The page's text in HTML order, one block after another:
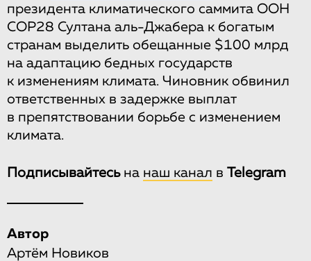
президента климатического саммита ООН
COP28 Султана аль-Джабера к богатым
странам выделить обещанные $100 млрд
на адаптацию бедных государств
к изменениям климата. Чиновник обвинил
ответственных в задержке выплат
в препятствовании борьбе с изменением
климата.
Подписывайтесьна наш канал в Telegram
Автор
Артём Новиков